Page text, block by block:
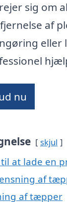
sig om
af
eller
nu
skjul
at lade en
af
af tæpper